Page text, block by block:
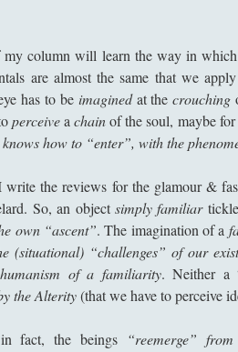
my column will learn the way in which
are almost the same that we
has to be imaginedat thecrouching
perceiveachainof the soul, maybe
how to “enter”, with the
write the reviews for the glamour &
So, an objectsimply familiar
own “ascent”. The imagination of a
(situational) “challenges” of our
humanism of a familiarity. Neither a
the Alterity(that we have to perceive
fact, the beings “reemerge”